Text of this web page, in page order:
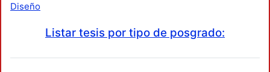
Diseño
Listar tesis por tipo de posgrado: